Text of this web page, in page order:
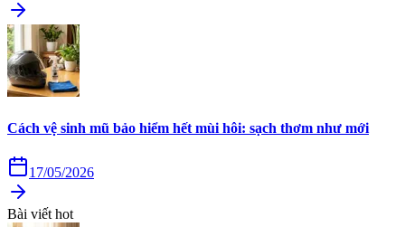
Cách vệ sinh mũ bảo hiểm hết mùi hôi: sạch thơm như mới
17/05/2026
Bài viết hot